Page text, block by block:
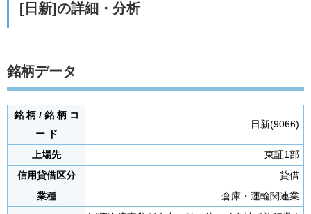
[日新]の詳細・分析
銘柄データ
銘 柄 / 銘 柄 コ
ー ド
日新(9066)
上場先
東証1部
信用貸借区分
貸借
業種
倉庫・運輸関連業